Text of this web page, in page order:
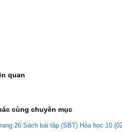
quan
cùng chuyên mục
26 Sách bài tập (SBT) Hóa học 10